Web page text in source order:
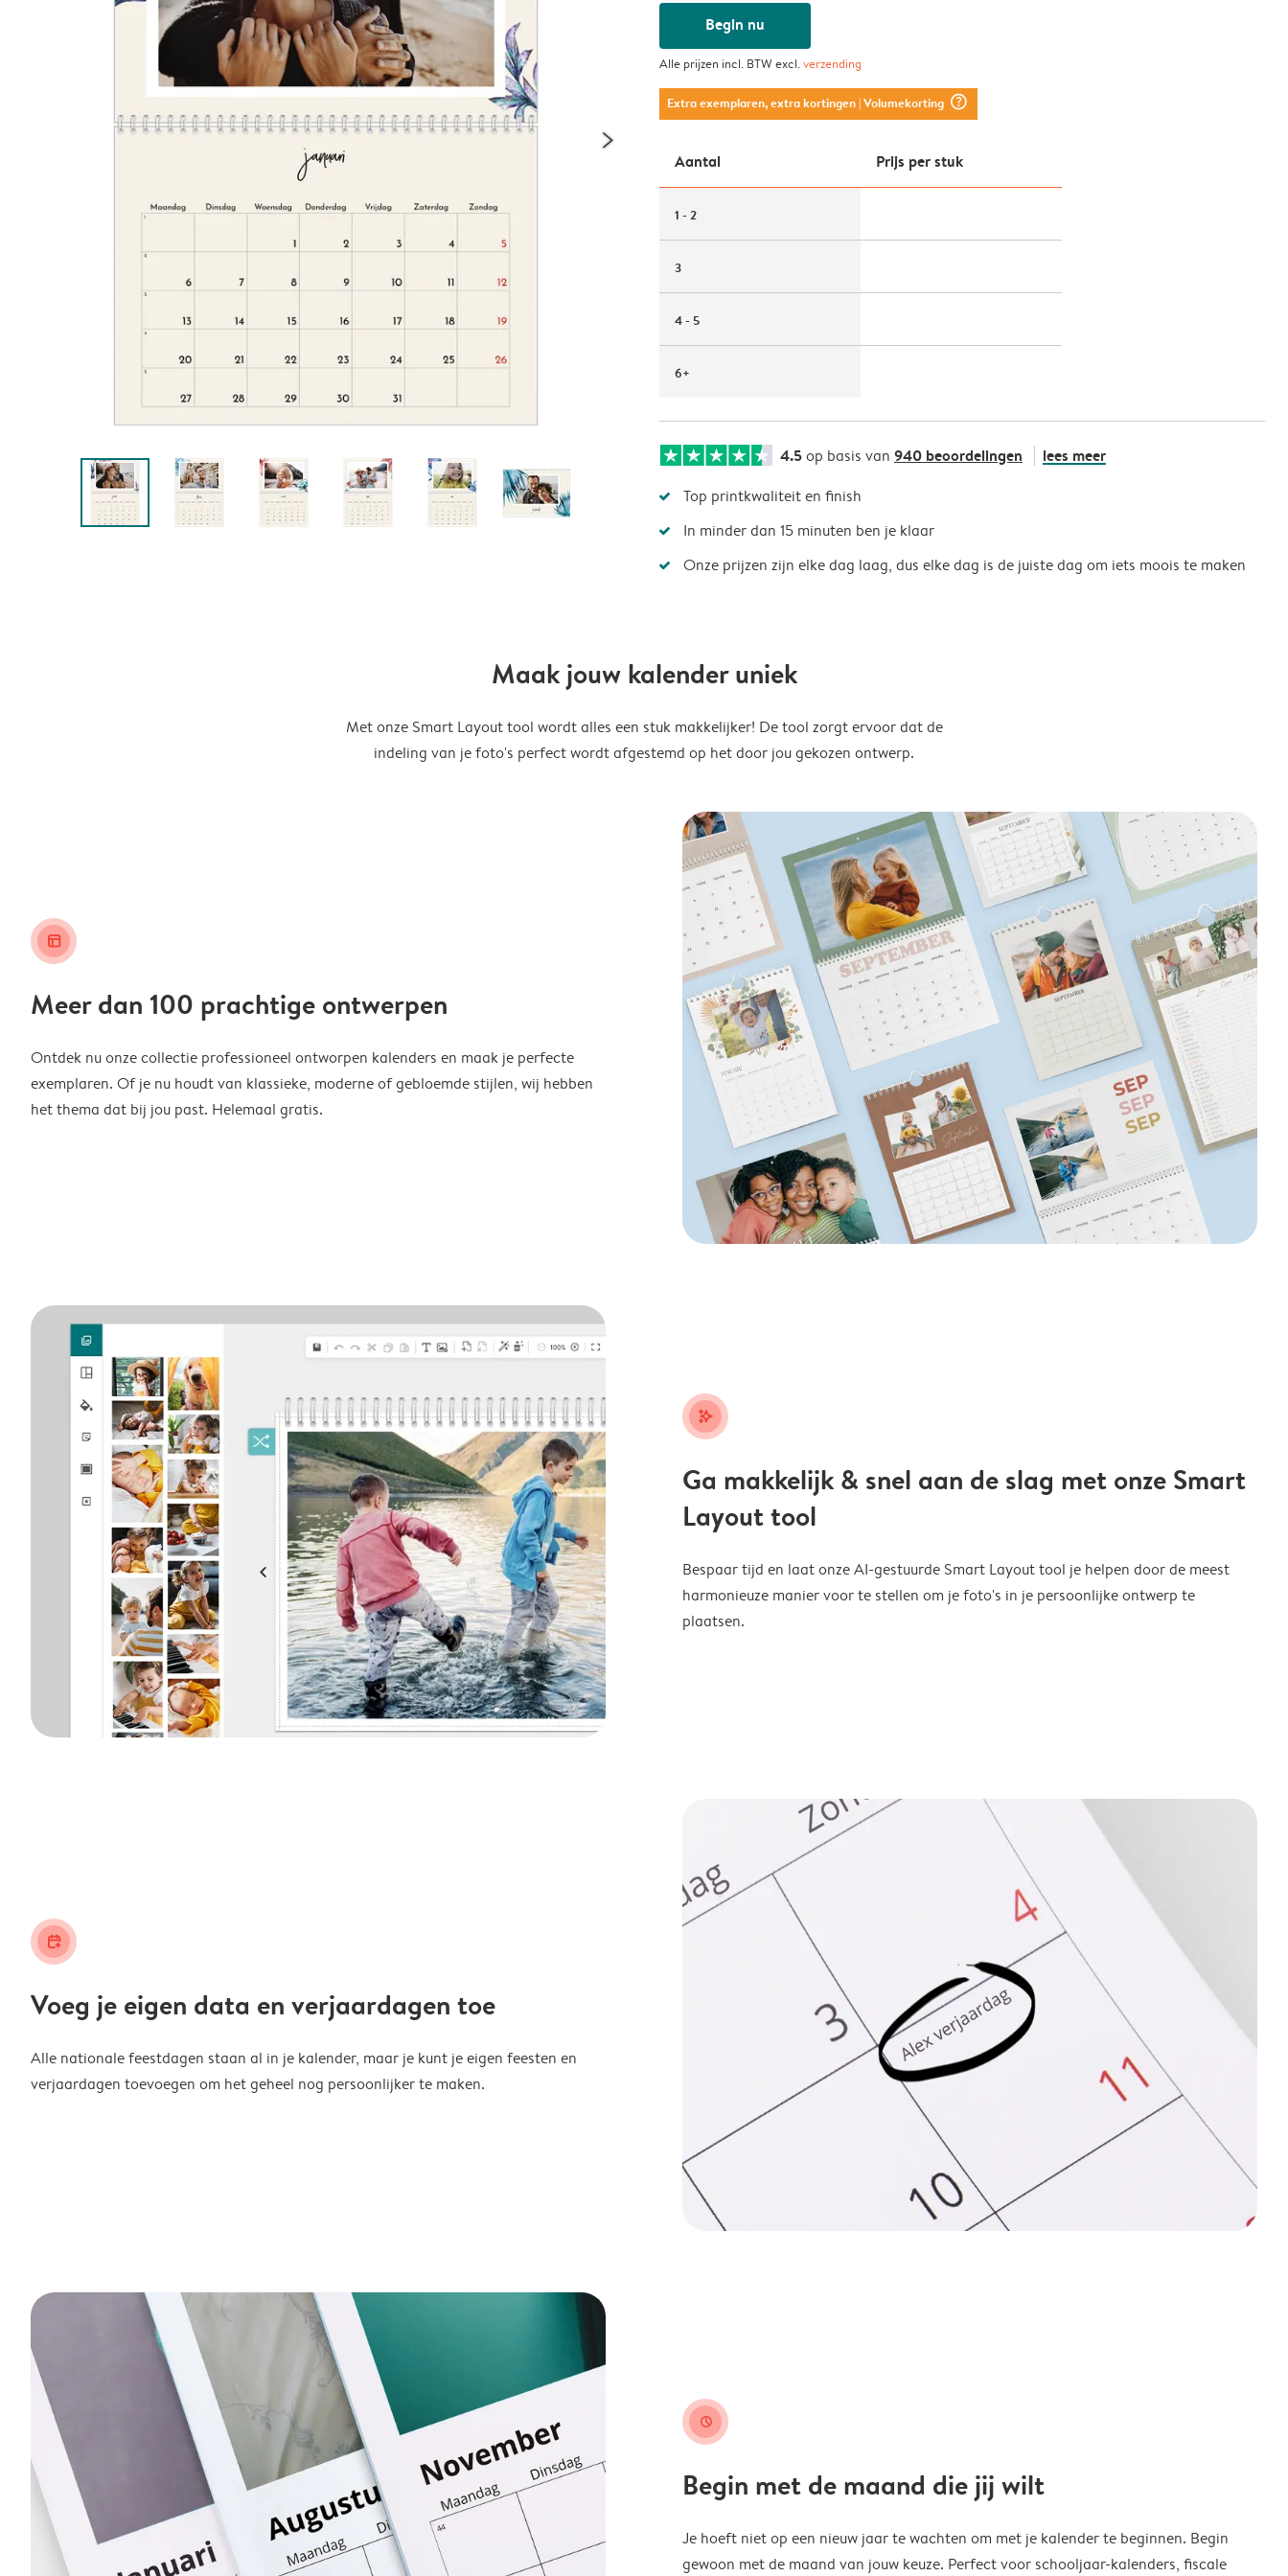
Begin nu
Alle prijzen incl. BTW excl.verzending
Extra exemplaren, extra kortingen| Volumekorting question_mark_circle
Aantal Prijs per stuk
1 - 2
3
4 - 5
6+
4.5op basis van 940 beoordelingen lees meer
Top printkwaliteit en finish
In minder dan 15 minuten ben je klaar
Onze prijzen zijn elke dag laag, dus elke dag is de juiste dag om iets moois te maken
Maak jouw kalender uniek
Met onze Smart Layout tool wordt alles een stuk makkelijker! De tool zorgt ervoor dat de
indeling van je foto's perfect wordt afgestemd op het door jou gekozen ontwerp.
layout_alt
Meer dan 100 prachtige ontwerpen
Ontdek nu onze collectie professioneel ontworpen kalenders en maak je perfecte
exemplaren. Of je nu houdt van klassieke, moderne of gebloemde stijlen, wij hebben
het thema dat bij jou past. Helemaal gratis.
stars_plus
Ga makkelijk & snel aan de slag met onze Smart
Layout tool
Bespaar tijd en laat onze AI-gestuurde Smart Layout tool je helpen door de meest
harmonieuze manier voor te stellen om je foto's in je persoonlijke ontwerp te
plaatsen.
calendar_plus
Voeg je eigen data en verjaardagen toe
Alle nationale feestdagen staan al in je kalender, maar je kunt je eigen feesten en
verjaardagen toevoegen om het geheel nog persoonlijker te maken.
clock
Begin met de maand die jij wilt
Je hoeft niet op een nieuw jaar te wachten om met je kalender te beginnen. Begin
gewoon met de maand van jouw keuze. Perfect voor schooljaar-kalenders, fiscale